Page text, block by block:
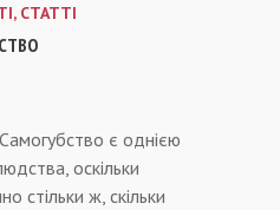
, СТАТТІ
є однією
оскільки
стільки ж, скільки